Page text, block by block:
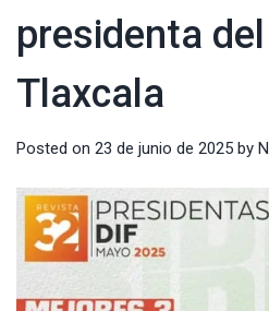
presidenta
Tlaxcala
Posted on 23 de junio de 2025 by